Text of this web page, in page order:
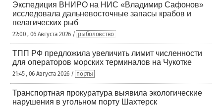
Экспедиция ВНИРО на НИС «Владимир Сафонов»
исследовала дальневосточные запасы крабов и
пелагических рыб
22:00 , 06 Августа 2026 / рыболовство
ТПП РФ предложила увеличить лимит численности
для операторов морских терминалов на Чукотке
21:45 , 06 Августа 2026 / порты
Транспортная прокуратура выявила экологические
нарушения в угольном порту Шахтерск